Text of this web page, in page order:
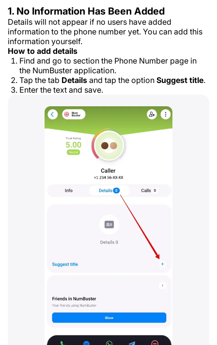
1. No Information Has Been Added
Details will not appear if no users have added
information to the phone number yet. You can add this
information yourself.
How to add details
Find and go to section the Phone Number page in
the NumBuster application.
Tap the tab Details and tap the option Suggest title.
Enter the text and save.